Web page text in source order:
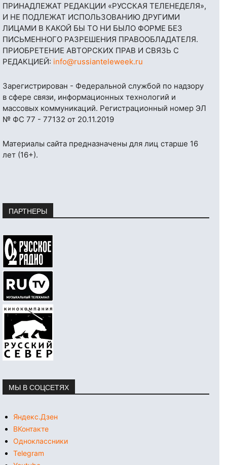
ПРИНАДЛЕЖАТ РЕДАКЦИИ «РУССКАЯ ТЕЛЕНЕДЕЛЯ»,
И НЕ ПОДЛЕЖАТ ИСПОЛЬЗОВАНИЮ ДРУГИМИ
ЛИЦАМИ В КАКОЙ БЫ ТО НИ БЫЛО ФОРМЕ БЕЗ
ПИСЬМЕННОГО РАЗРЕШЕНИЯ ПРАВООБЛАДАТЕЛЯ.
ПРИОБРЕТЕНИЕ АВТОРСКИХ ПРАВ И СВЯЗЬ С
РЕДАКЦИЕЙ: info@russianteleweek.ru
Зарегистрирован - Федеральной службой по надзору
в сфере связи, информационных технологий и
массовых коммуникаций. Регистрационный номер ЭЛ
№ ФС 77 - 77132 от 20.11.2019
Материалы сайта предназначены для лиц старше 16
лет (16+).
ПАРТНЕРЫ
МЫ В СОЦСЕТЯХ
Яндекс.Дзен
ВКонтакте
Одноклассники
Telegram